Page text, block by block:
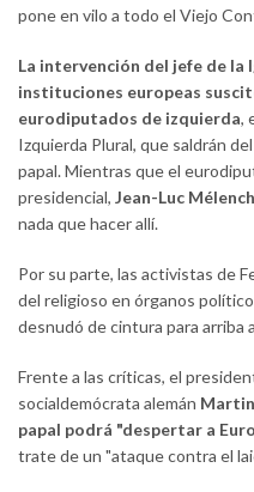
pone en vilo a todo el Viejo
La intervención del jefe de la
instituciones europeas
eurodiputados de izquierda,
Izquierda Plural, que saldrán
papal. Mientras que el
presidencial, Jean-Luc
nada que hacer allí.
Por su parte, las activistas de
del religioso en órganos
desnudó de cintura para arriba
Frente a las críticas, el
socialdemócrata alemán
papal podrá "despertar a
trate de un "ataque contra el